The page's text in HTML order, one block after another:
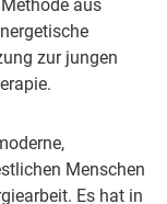
aus
zur jungen
Menschen
Es hat in